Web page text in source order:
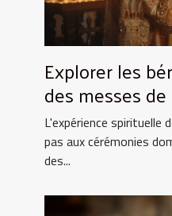
Explorer les
des messes
L'expérience spirituelle
pas aux cérémonies
des...